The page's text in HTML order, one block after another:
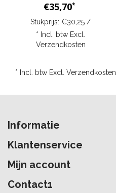
€35,70*
Stukprijs: €30,25 /
* Incl. btw Excl.
Verzendkosten
* Incl. btw Excl. Verzendkosten
Informatie
Klantenservice
Mijn account
Contact1